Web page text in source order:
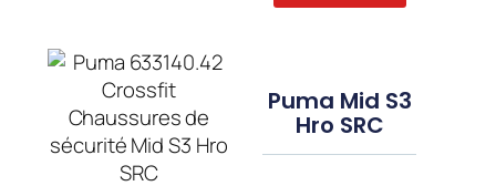
Puma Mid S3
Hro SRC